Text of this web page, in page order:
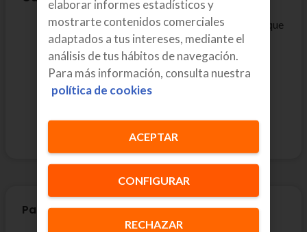
Módulo diario opcional que solo se paga el día que
se usa.
Aplica siempre que el cliente se encuentre en
Estados Unidos, Suiza o China.
Los bonos Travel de voz y datos son
Autorrenovable, sin sorpresas en factura
Países incluidos
elaborar informes estadísticos y
mostrarte contenidos comerciales
adaptados a tus intereses, mediante el
análisis de tus hábitos de navegación.
Para más información, consulta nuestra
política de cookies
CONFIGURAR
RECHAZAR
ACEPTAR